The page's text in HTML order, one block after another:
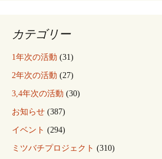
カテゴリー
1年次の活動 (31)
2年次の活動 (27)
3,4年次の活動 (30)
お知らせ (387)
イベント (294)
ミツバチプロジェクト (310)